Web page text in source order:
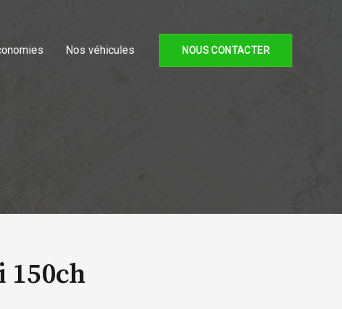
Nos véhicules NOUS CONTACTER
150ch